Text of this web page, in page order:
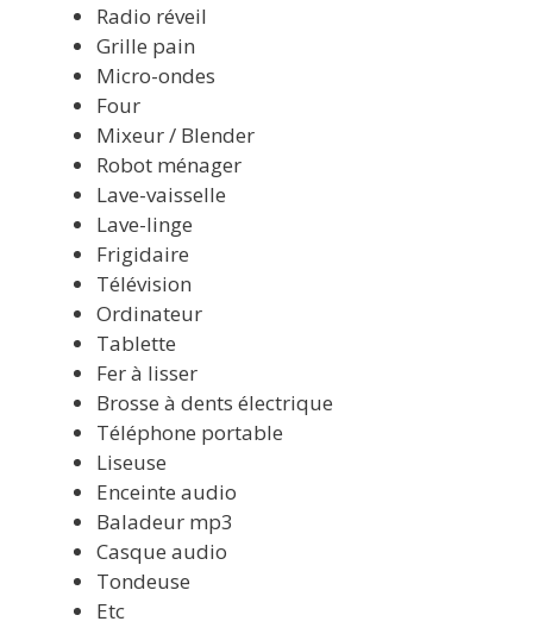
Radio réveil
Grille pain
Micro-ondes
Four
Mixeur / Blender
Robot ménager
Lave-vaisselle
Lave-linge
Frigidaire
Télévision
Ordinateur
Tablette
Fer à lisser
Brosse à dents électrique
Téléphone portable
Liseuse
Enceinte audio
Baladeur mp3
Casque audio
Tondeuse
Etc